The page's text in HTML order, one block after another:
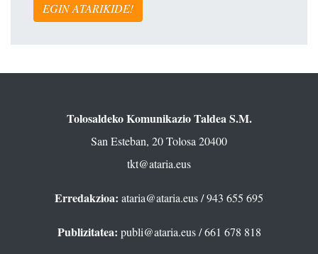
EGIN ATARIKIDE!
Tolosaldeko Komunikazio Taldea S.M.
San Esteban, 20 Tolosa 20400
tkt@ataria.eus
Erredakzioa: ataria@ataria.eus/ 943 655 695
Publizitatea: publi@ataria.eus/ 661 678 818